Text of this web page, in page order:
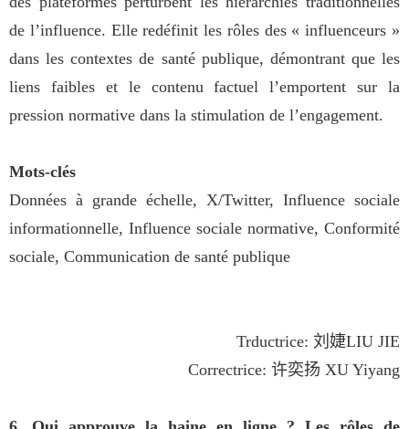
de l’influence. Elle redéfinit les rôles des « influenceurs »
dans les contextes de santé publique, démontrant que les
liens faibles et le contenu factuel l’emportent sur la
pression normative dans la stimulation de l’engagement.
Mots-clés
Données à grande échelle, X/Twitter, Influence sociale
informationnelle, Influence sociale normative, Conformité
sociale, Communication de santé publique
Trductrice: 刘婕LIU JIE
Correctrice: 许奕扬 XU Yiyang